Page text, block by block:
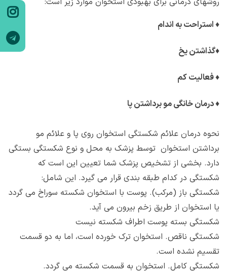
♦استراحت به اندام
♦گذاشتن یخ
♦فعالیت کم
♦درمان خانگی مو برداشتن پا
نحوه درمان علائم شکستگی استخوان روی پا و علائم مو
برداشتن استخوان توسط پزشک به محل و نوع شکستگی بستگی
دارد. بخشی از تشخیص پزشک شما تعیین این است که
شکستگی در کدام طبقه بندی قرار می گیرد. این شامل:
شکستگی باز (مرکب). پوست با استخوان شکسته سوراخ می گردد
یا استخوان از طریق زخم بیرون می آید.
شکستگی بسته پوست اطراف شکسته نیست
شکستگی ناقص. استخوان ترک خورده است، اما به دو قسمت
تقسیم نشده است.
شکستگی کامل. استخوان به قسمت شکسته می گردد.